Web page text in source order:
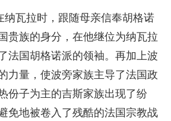
瓦拉时，跟随母亲信奉胡格诺
贵族的身分，在他继位为纳瓦拉
法国胡格诺派的领袖。再加上波
力量，使波旁家族主导了法国政
份子为主的吉斯家族出现了纷
免地被卷入了残酷的法国宗教战